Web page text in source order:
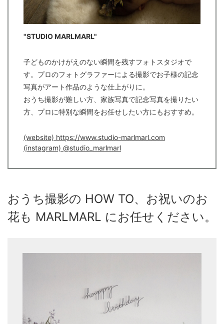
"STUDIO MARLMARL"
子どものかけがえのない瞬間を残すフォトスタジオで
す。プロのフォトグラファーによる撮影でお子様の記念
写真がアート作品のような仕上がりに。
おうち撮影が難しい方、家族写真で記念写真を撮りたい
方、プロに特別な瞬間をお任せしたい方にもおすすめ。
(website) https://www.studio-marlmarl.com
(instagram) @studio_marlmarl
おうち撮影の HOW TO、お祝いのお
花も MARLMARL にお任せください。